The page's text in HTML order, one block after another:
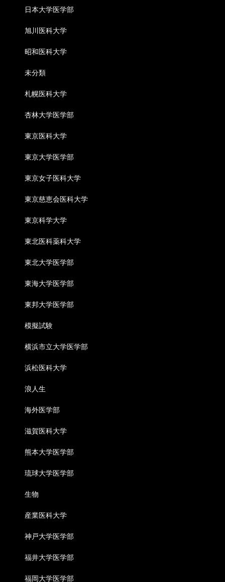
日本大学医学部
旭川医科大学
昭和医科大学
未分類
札幌医科大学
杏林大学医学部
東京医科大学
東京大学医学部
東京女子医科大学
東京慈恵会医科大学
東京科学大学
東北医科薬科大学
東北大学医学部
東海大学医学部
東邦大学医学部
模擬試験
横浜市立大学医学部
浜松医科大学
浪人生
海外医学部
滋賀医科大学
熊本大学医学部
琉球大学医学部
生物
産業医科大学
神戸大学医学部
福井大学医学部
福岡大学医学部